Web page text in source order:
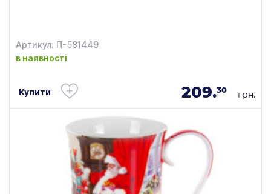
Артикул: П-581449
в наявності
Купити 209.30 грн.